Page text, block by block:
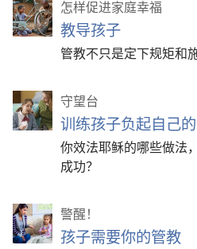
怎样促进家庭幸福
教导孩子
管教不只是定下规矩和
守望台
训练孩子负起自己
你效法耶稣的哪些做法
成功？
警醒！
孩子需要你的管教